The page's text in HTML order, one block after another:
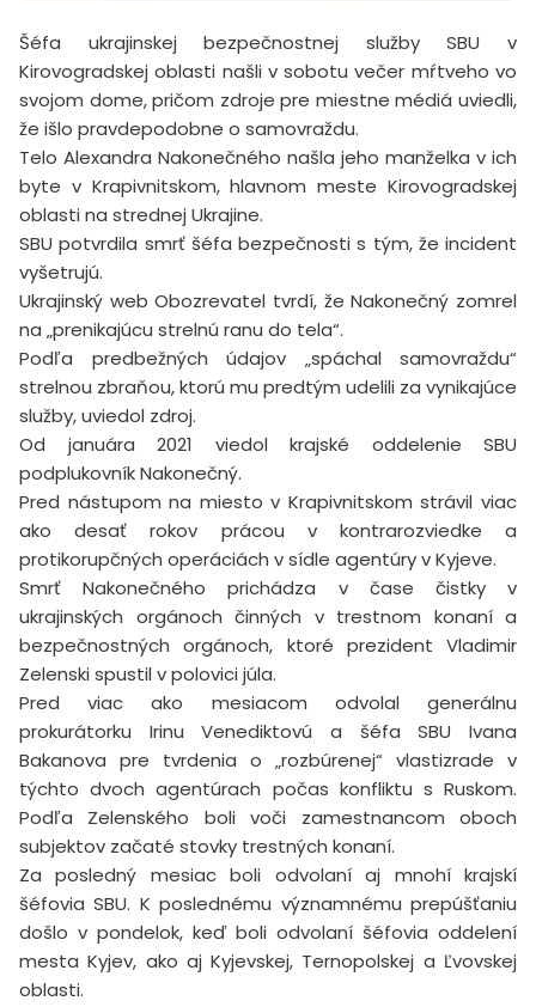
Šéfa ukrajinskej bezpečnostnej služby SBU v
Kirovogradskej oblasti našli v sobotu večer mŕtveho vo
svojom dome, pričom zdroje pre miestne médiá uviedli,
že išlo pravdepodobne o samovraždu.
Telo Alexandra Nakonečného našla jeho manželka v ich
byte v Krapivnitskom, hlavnom meste Kirovogradskej
oblasti na strednej Ukrajine.
SBU potvrdila smrť šéfa bezpečnosti s tým, že incident
vyšetrujú.
Ukrajinský web Obozrevatel tvrdí, že Nakonečný zomrel
na „prenikajúcu strelnú ranu do tela“.
Podľa predbežných údajov „spáchal samovraždu“
strelnou zbraňou, ktorú mu predtým udelili za vynikajúce
služby, uviedol zdroj.
Od januára 2021 viedol krajské oddelenie SBU
podplukovník Nakonečný.
Pred nástupom na miesto v Krapivnitskom strávil viac
ako desať rokov prácou v kontrarozviedke a
protikorupčných operáciách v sídle agentúry v Kyjeve.
Smrť Nakonečného prichádza v čase čistky v
ukrajinských orgánoch činných v trestnom konaní a
bezpečnostných orgánoch, ktoré prezident Vladimir
Zelenski spustil v polovici júla.
Pred viac ako mesiacom odvolal generálnu
prokurátorku Irinu Venediktovú a šéfa SBU Ivana
Bakanova pre tvrdenia o „rozbúrenej“ vlastizrade v
týchto dvoch agentúrach počas konfliktu s Ruskom.
Podľa Zelenského boli voči zamestnancom oboch
subjektov začaté stovky trestných konaní.
Za posledný mesiac boli odvolaní aj mnohí krajskí
šéfovia SBU. K poslednému významnému prepúšťaniu
došlo v pondelok, keď boli odvolaní šéfovia oddelení
mesta Kyjev, ako aj Kyjevskej, Ternopolskej a Ľvovskej
oblasti.